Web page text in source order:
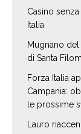
Casino
Italia
Mugnano
di Santa
Forza Italia
Campania:
le prossime
Lauro